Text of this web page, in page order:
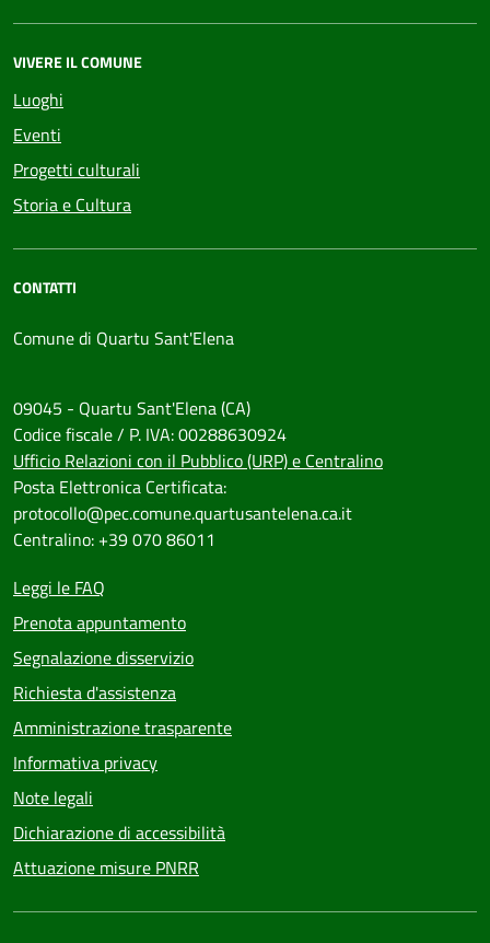
VIVERE IL COMUNE
Luoghi
Eventi
Progetti culturali
Storia e Cultura
CONTATTI
Comune di Quartu Sant'Elena
09045 - Quartu Sant'Elena (CA)
Codice fiscale / P. IVA: 00288630924
Ufficio Relazioni con il Pubblico (URP) e Centralino
Posta Elettronica Certificata:
protocollo@pec.comune.quartusantelena.ca.it
Centralino: +39 070 86011
Leggi le FAQ
Prenota appuntamento
Segnalazione disservizio
Richiesta d'assistenza
Amministrazione trasparente
Informativa privacy
Note legali
Dichiarazione di accessibilità
Attuazione misure PNRR